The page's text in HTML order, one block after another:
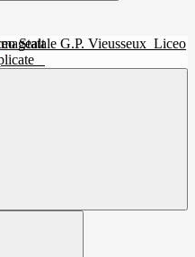
Statale G.P. Vieusseux Liceo